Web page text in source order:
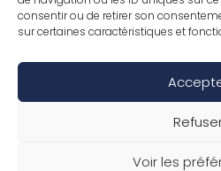
consentir ou de retirer son
sur certaines caractéristiques et
Voir les
Nos accessoires
Nos parquets
Conditions de
Déclaration de